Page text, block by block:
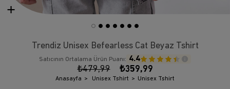
Trendiz Unisex Befearless Cat Beyaz Tshirt
Satıcının Ortalama Ürün Puanı: 4.4
₺479,99 ₺359,99
Anasayfa Unisex Tshirt Unisex Tshirt